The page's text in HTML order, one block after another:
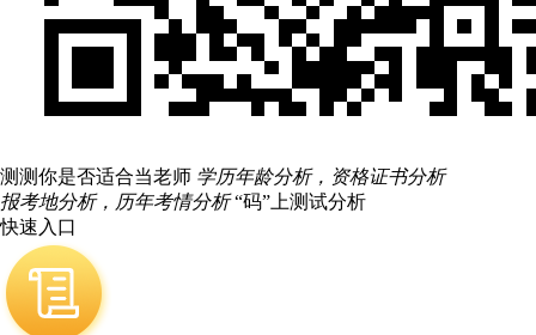
测测你是否适合当老师 学历年龄分析，资格证书分析
报考地分析，历年考情分析 “码”上测试分析
快速入口